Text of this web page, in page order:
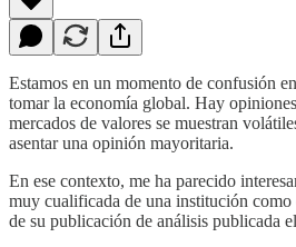
Estamos en un momento de confusión
tomar la economía global. Hay
mercados de valores se muestran
asentar una opinión mayoritaria.
En ese contexto, me ha parecido
muy cualificada de una institución como
de su publicación de análisis publicada